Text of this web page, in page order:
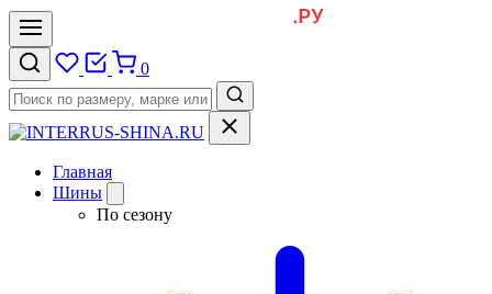
0
Главная
Шины
По сезону